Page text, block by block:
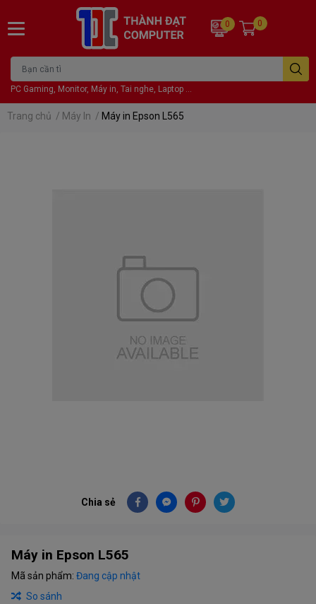
PC Gaming, Monitor, Máy in, Tai nghe, Laptop ...
0 0
Trang chủ / Máy In / Máy in Epson L565
Chia sẻ
Máy in Epson L565
Mã sản phẩm: Đang cập nhật
So sánh